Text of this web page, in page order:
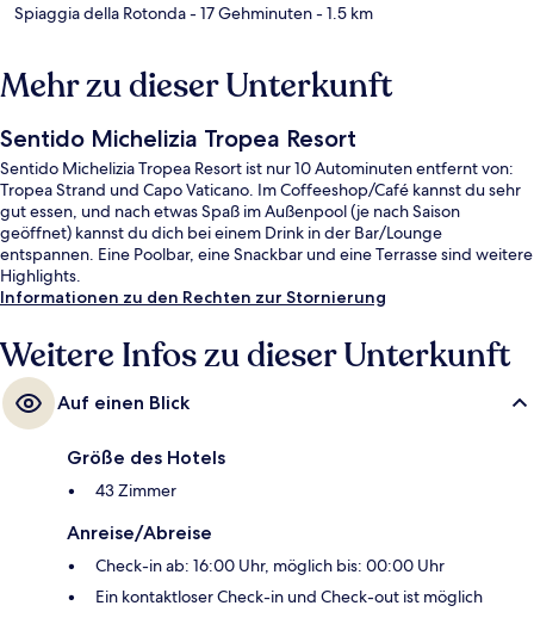
Spiaggia della Rotonda- 17 Gehminuten- 1.5 km
Mehr zu dieser Unterkunft
Sentido Michelizia Tropea Resort
Sentido Michelizia Tropea Resort ist nur 10 Autominuten entfernt von:
Tropea Strand und Capo Vaticano. Im Coffeeshop/Café kannst du sehr
gut essen, und nach etwas Spaß im Außenpool (je nach Saison
geöffnet) kannst du dich bei einem Drink in der Bar/Lounge
entspannen. Eine Poolbar, eine Snackbar und eine Terrasse sind weitere
Highlights.
Informationen zu den Rechten zur Stornierung
Weitere Infos zu dieser Unterkunft
Auf einen Blick
Größe des Hotels
43 Zimmer
Anreise/Abreise
Check-in ab: 16:00 Uhr, möglich bis: 00:00 Uhr
Ein kontaktloser Check-in und Check-out ist möglich